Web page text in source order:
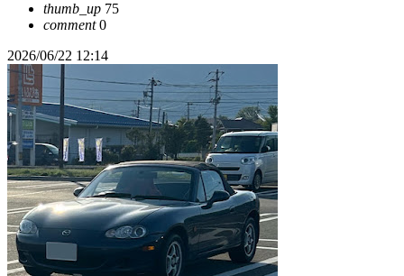
thumb_up 75
comment0
2026/06/22 12:14